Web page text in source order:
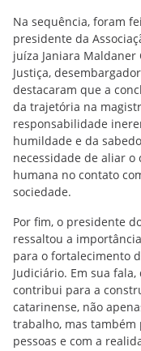
Na sequência, foram
presidente da
juíza Janiara
Justiça,
destacaram que a
da trajetória na
responsabilidade
humildade e da
necessidade de aliar
humana no contato
sociedade.
Por fim, o presidente
ressaltou a
para o fortalecimento
Judiciário. Em sua
contribui para a
catarinense, não
trabalho, mas também
pessoas e com a